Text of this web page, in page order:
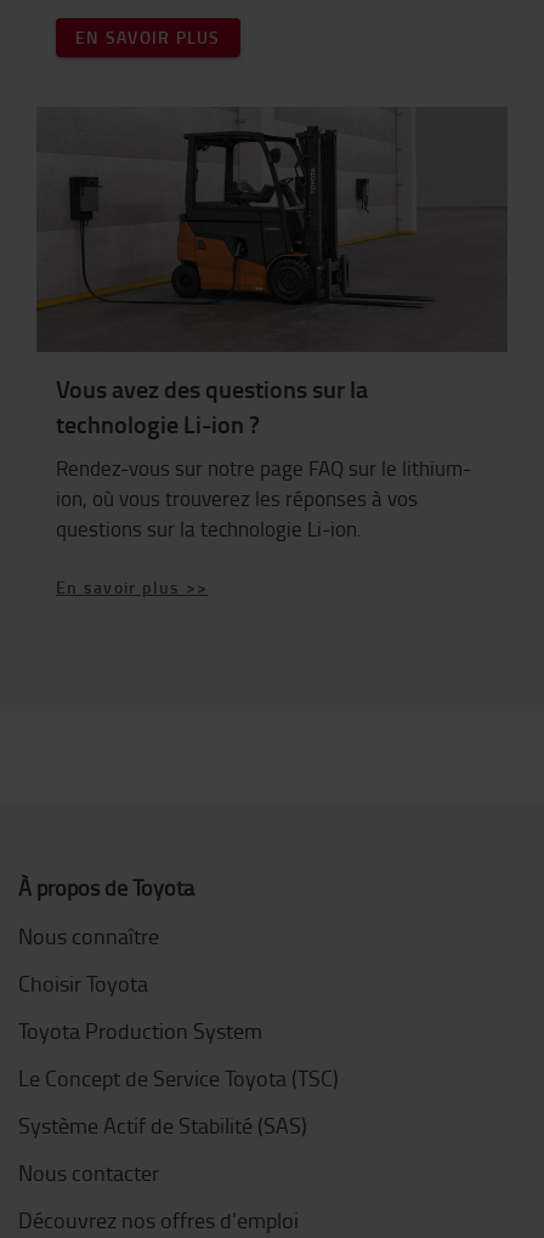
EN SAVOIR PLUS
Vous avez des questions sur la
technologie Li-ion ?
Rendez-vous sur notre page FAQ sur le lithium-
ion, où vous trouverez les réponses à vos
questions sur la technologie Li-ion.
En savoir plus >>
À propos de Toyota
Nous connaître
Choisir Toyota
Toyota Production System
Le Concept de Service Toyota (TSC)
Système Actif de Stabilité (SAS)
Nous contacter
Découvrez nos offres d'emploi